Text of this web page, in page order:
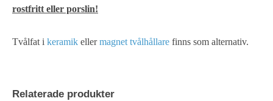
rostfritt eller porslin!
Tvålfat i keramik ellermagnet tvålhållare finns som alternativ.
Relaterade produkter